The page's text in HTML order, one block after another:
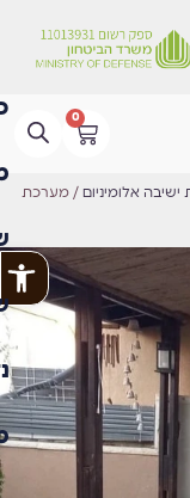
0
אלומיניום / מערכת